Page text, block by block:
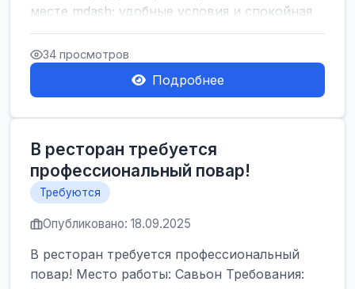
месте mdash; удобные условия и спокойная
атмосфера Работ...
34 просмотров
Подробнее
В ресторан требуется
профессиональный повар!
Требуются
Опубликовано: 18.09.2025
В ресторан требуется профессиональный
повар! Место работы: Савьон Требования: